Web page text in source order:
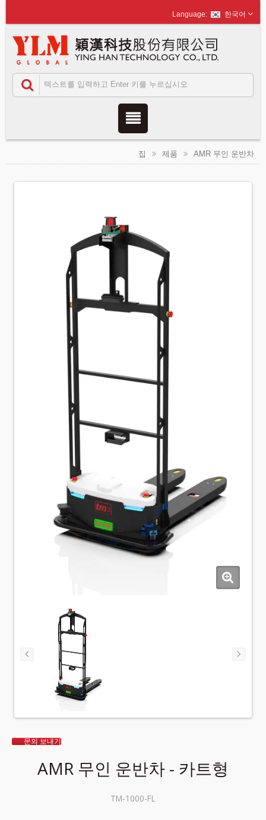
한국어
집 제품 AMR 무인 운반차
문의 보내기
AMR 무인 운반차 - 카트형
TM-1000-FL